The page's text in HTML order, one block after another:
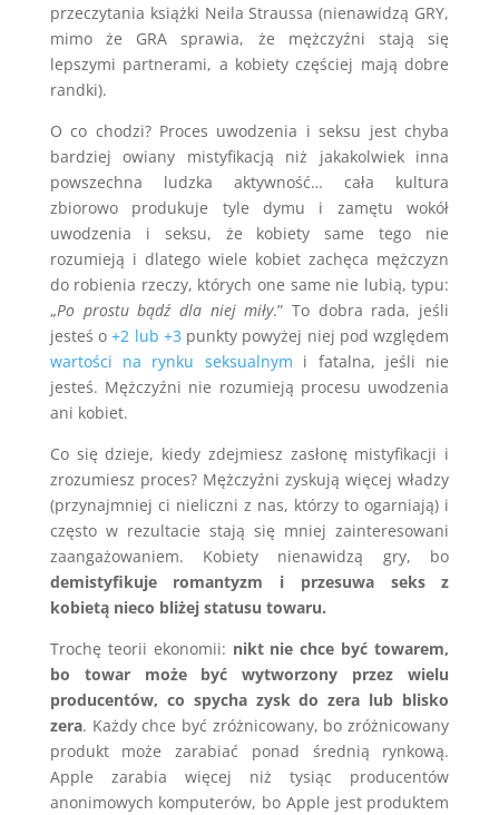
przeczytania książki Neila Straussa (nienawidzą GRY,
mimo że GRA sprawia, że mężczyźni stają się
lepszymi partnerami, a kobiety częściej mają dobre
randki).
O co chodzi? Proces uwodzenia i seksu jest chyba
bardziej owiany mistyfikacją niż jakakolwiek inna
powszechna ludzka aktywność… cała kultura
zbiorowo produkuje tyle dymu i zamętu wokół
uwodzenia i seksu, że kobiety same tego nie
rozumieją i dlatego wiele kobiet zachęca mężczyzn
do robienia rzeczy, których one same nie lubią, typu:
„Po prostu bądź dla niej miły.” To dobra rada, jeśli
jesteś o+2 lub +3 punkty powyżej niej pod względem
wartości na rynku seksualnym i fatalna, jeśli nie
jesteś. Mężczyźni nie rozumieją procesu uwodzenia
ani kobiet.
Co się dzieje, kiedy zdejmiesz zasłonę mistyfikacji i
zrozumiesz proces? Mężczyźni zyskują więcej władzy
(przynajmniej ci nieliczni z nas, którzy to ogarniają) i
często w rezultacie stają się mniej zainteresowani
zaangażowaniem. Kobiety nienawidzą gry, bo
demistyfikuje romantyzm i przesuwa seks z
kobietą nieco bliżej statusu towaru.
Trochę teorii ekonomii: nikt nie chce być towarem,
bo towar może być wytworzony przez wielu
producentów, co spycha zysk do zera lub blisko
zera. Każdy chce być zróżnicowany, bo zróżnicowany
produkt może zarabiać ponad średnią rynkową.
Apple zarabia więcej niż tysiąc producentów
anonimowych komputerów, bo Apple jest produktem